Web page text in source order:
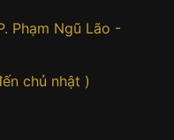
Phạm Ngũ Lão -
chủ nhật )